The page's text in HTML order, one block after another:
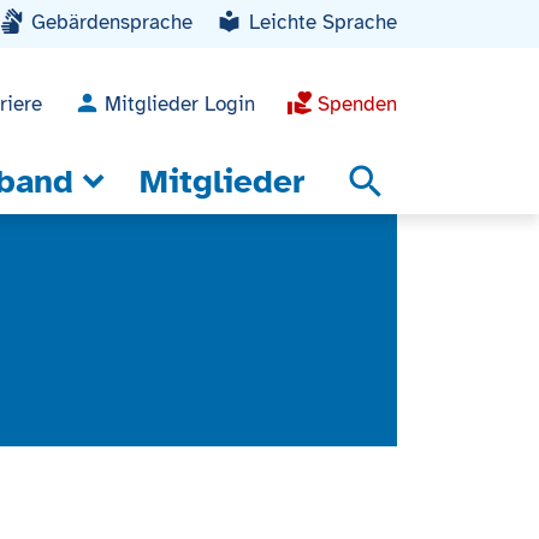
Gebärdensprache Leichte Sprache
Mitglieder Login Spenden
Mitglieder search